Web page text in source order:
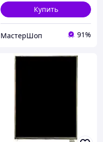
Купить
МастерШоп 91%